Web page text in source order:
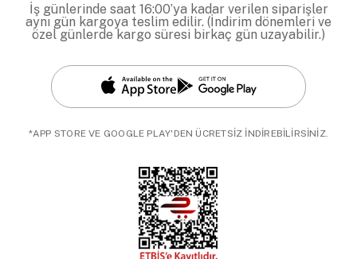
İş günlerinde saat 16:00’ya kadar verilen siparişler
aynı gün kargoya teslim edilir. (İndirim dönemleri ve
özel günlerde kargo süresi birkaç gün uzayabilir.)
*APP STORE VE GOOGLE PLAY'DEN ÜCRETSİZ İNDİREBİLİRSİNİZ.